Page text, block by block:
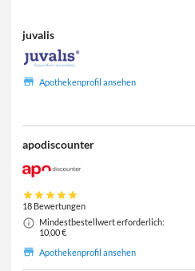
juvalis
Apothekenprofil ansehen
apodiscounter
18 Bewertungen
Mindestbestellwert erforderlich:
10,00 €
Apothekenprofil ansehen